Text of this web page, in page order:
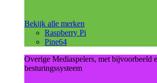
Bekijk alle merken
Raspberry Pi
Pine64
Overige Mediaspelers, met bijvoorbeeld
besturingssysteem